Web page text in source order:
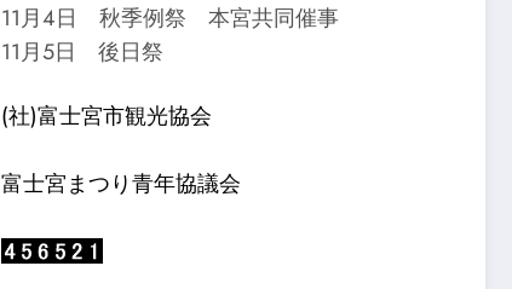
11月4日 秋季例祭 本宮共同催事
11月5日 後日祭
(社)富士宮市観光協会
富士宮まつり青年協議会